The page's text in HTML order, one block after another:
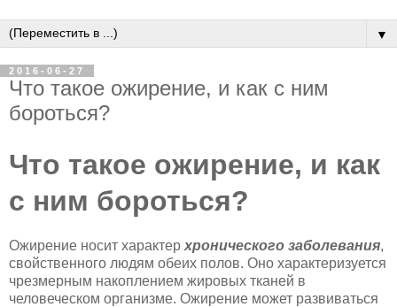
▼
2016-06-27
Что такое ожирение, и как с ним
бороться?
Что такое ожирение, и как
с ним бороться?
Ожирение носит характер хронического заболевания,
свойственного людям обеих полов. Оно характеризуется
чрезмерным накоплением жировых тканей в
человеческом организме. Ожирение может развиваться